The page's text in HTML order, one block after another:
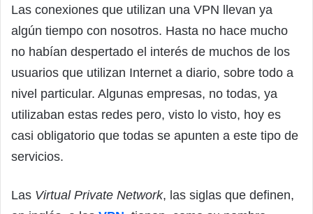
Las conexiones que utilizan una VPN llevan ya
algún tiempo con nosotros. Hasta no hace mucho
no habían despertado el interés de muchos de los
usuarios que utilizan Internet a diario, sobre todo a
nivel particular. Algunas empresas, no todas, ya
utilizaban estas redes pero, visto lo visto, hoy es
casi obligatorio que todas se apunten a este tipo de
servicios.
Las Virtual Private Network, las siglas que definen,